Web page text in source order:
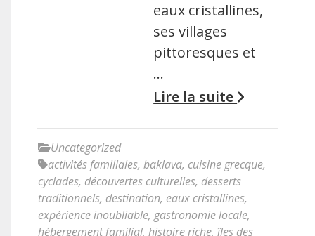
eaux cristallines,
ses villages
pittoresques et
…
Lire la suite
Uncategorized
activités familiales, baklava, cuisine grecque,
cyclades, découvertes culturelles, desserts
traditionnels, destination, eaux cristallines,
expérience inoubliable, gastronomie locale,
hébergement familial, histoire riche, îles des